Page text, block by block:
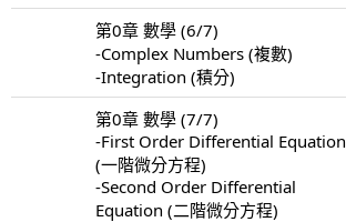
第0章 數學 (6/7)
-Complex Numbers (複數)
-Integration (積分)
第0章 數學 (7/7)
-First Order Differential Equation
(一階微分方程)
-Second Order Differential
Equation (二階微分方程)